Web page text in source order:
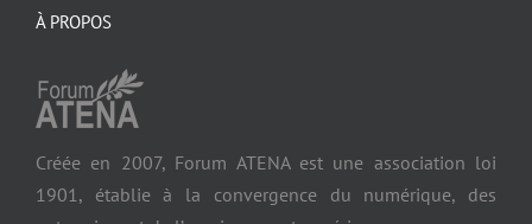
À PROPOS
Créée en 2007, Forum ATENA est une association loi
1901, établie à la convergence du numérique, des